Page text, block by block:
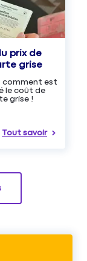
prix de
grise
comment est
le coût de
grise !
Tout savoir